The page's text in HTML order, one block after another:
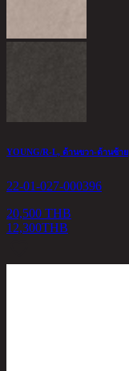
YOUNG/R-L, ด้านขวา-ด้านซ้าย
22-01-027-000396
20,500 THB
12,300THB